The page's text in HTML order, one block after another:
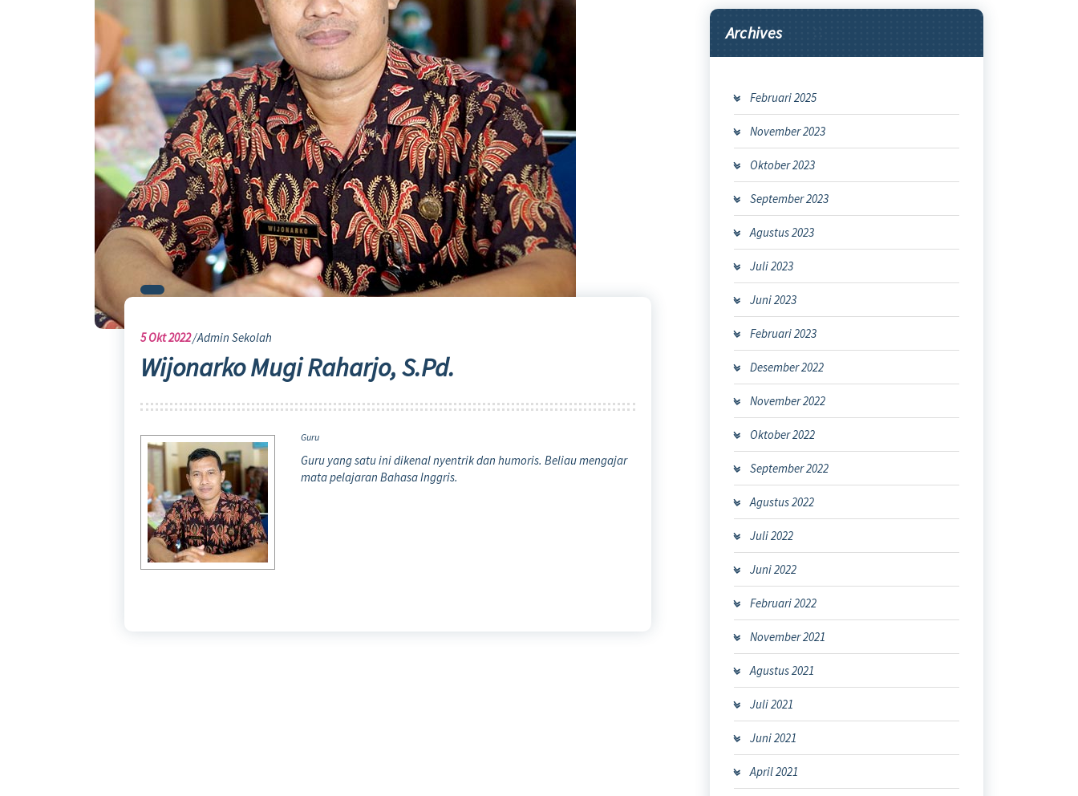
5Okt 2022 Admin Sekolah
Wijonarko Mugi Raharjo, S.Pd.
Guru
Guru yang satu ini dikenal nyentrik dan humoris. Beliau mengajar
mata pelajaran Bahasa Inggris.
Archives
Februari 2025
November 2023
Oktober 2023
September 2023
Agustus 2023
Juli 2023
Juni 2023
Februari 2023
Desember 2022
November 2022
Oktober 2022
September 2022
Agustus 2022
Juli 2022
Juni 2022
Februari 2022
November 2021
Agustus 2021
Juli 2021
Juni 2021
April 2021